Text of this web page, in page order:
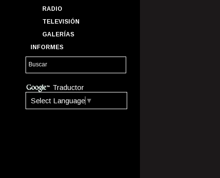
RADIO
TELEVISIÓN
GALERÍAS
INFORMES
Traductor
Select Language ▼